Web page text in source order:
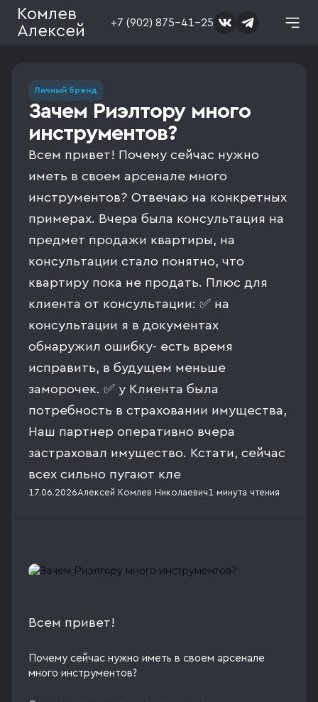
Комлев
Алексей
+7 (902) 875-41-25
Личный бренд
Зачем Риэлтору много
инструментов?
Всем привет! Почему сейчас нужно
иметь в своем арсенале много
инструментов? Отвечаю на конкретных
примерах. Вчера была консультация на
предмет продажи квартиры, на
консультации стало понятно, что
квартиру пока не продать. Плюс для
клиента от консультации: ✅ на
консультации я в документах
обнаружил ошибку- есть время
исправить, в будущем меньше
заморочек. ✅ у Клиента была
потребность в страховании имущества,
Наш партнер оперативно вчера
застраховал имущество. Кстати, сейчас
всех сильно пугают кле
17.06.2026Алексей Комлев Николаевич1 минута чтения
Всем привет!
Почему сейчас нужно иметь в своем арсенале
много инструментов?